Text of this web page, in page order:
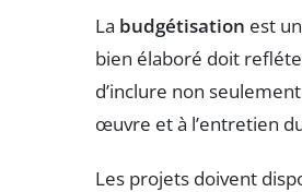
La budgétisation est
bien élaboré doit
d’inclure non
œuvre et à l’entretien
Les projets doivent